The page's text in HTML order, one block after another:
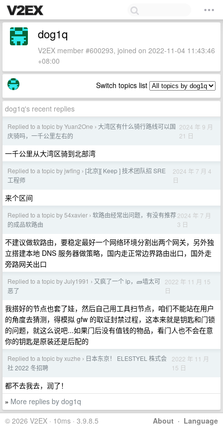
dog1q
V2EX member #600293, joined on 2022-11-04 11:43:46
+08:00
Switch topics list
dog1q's recent replies
Replied to a topic by Yuan2One › 大湾区有什么骑行路线可以国
庆骑吗，一千公里左右的
2024 年 9 月
21 日
一千公里从大湾区骑到北部湾
Replied to a topic by jwfing › [北京][ Keep ] 技术团队招 SRE
工程师
2024 年 7 月 4
日
来个区间
Replied to a topic by 54xavier › 软路由经常出问题，有没有推荐
的成品软路由
2024 年 7 月
3 日
不建议做软路由，要稳定最好一个网络环境分割出两个网关，另外独
立搭建本地 DNS 服务器做策略，国内走正常边界路由出口，国外走
旁路网关出口
Replied to a topic by July1991 › 又疯了一个 ip，🧱墙太可
恶了
2022 年 11 月 15
日
我搭好的节点也套了娃，然后自己用工具扫节点，咱们不能站在用户
的角度去猜测，得模拟 gfw 的取证封禁过程，这本来就是钥匙和门锁
的问题，就这么说吧...如果门后没有值钱的物品，看门人也不会在意
你的钥匙是原装还是后配的
Replied to a topic by xuzhe › 日本东京！ ELESTYEL 株式会
社 2022 冬招聘
2022 年 11 月
15 日
都不去我去，润了！
» More replies by dog1q
About · Language
© 2026 V2EX · 10ms · 3.9.8.5